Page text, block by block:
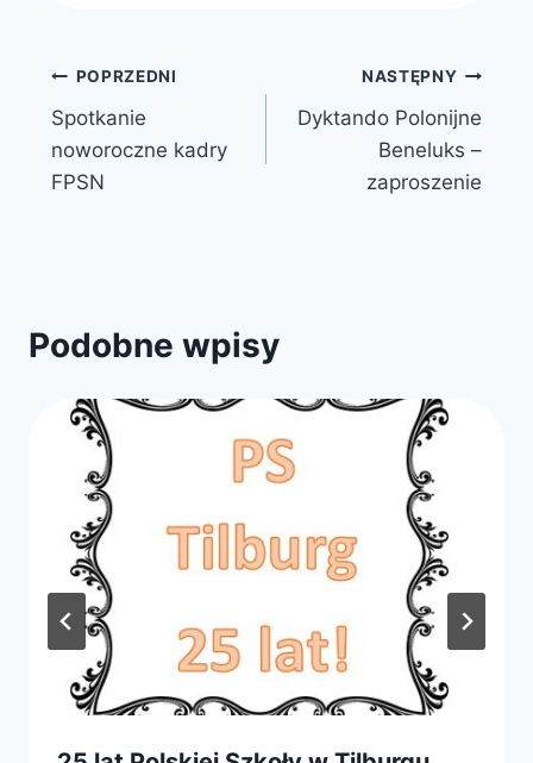
Nawigacja
wpisu
POPRZEDNI
Spotkanie
noworoczne kadry
FPSN
NASTĘPNY
Dyktando Polonijne
Beneluks –
zaproszenie
Podobne wpisy